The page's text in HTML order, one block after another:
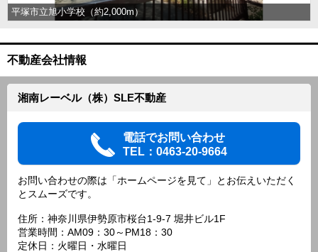
平塚市立旭小学校（約2,000m）
不動産会社情報
湘南レーベル（株）SLE不動産
電話でお問い合わせ
TEL：0463-20-9664
お問い合わせの際は「ホームページを見て」とお伝えいただく
とスムーズです。
住所：神奈川県伊勢原市桜台1-9-7 堀井ビル1F
営業時間：AM09：30～PM18：30
定休日：火曜日・水曜日